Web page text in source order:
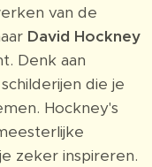
van de
David Hockney
Denk aan
die je
Hockney's
zeker inspireren.